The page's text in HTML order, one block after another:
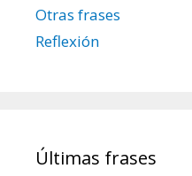
Otras frases
Reflexión
Últimas frases